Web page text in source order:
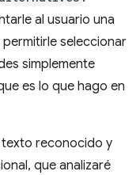
al usuario una
seleccionar
simplemente
es lo que hago en
reconocido y
que analizaré